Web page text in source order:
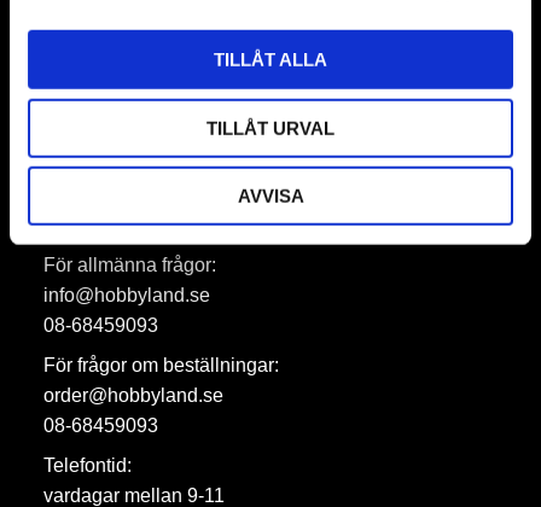
TILLÅT ALLA
TILLÅT URVAL
AVVISA
Prenumerera
Dina personuppgifter behandlas i enlighet med vårintegritetspolicy.
Hobbyland AB
För allmänna frågor:
info@hobbyland.se
08-68459093
För frågor om beställningar:
order@hobbyland.se
08-68459093
Telefontid:
vardagar mellan 9-11